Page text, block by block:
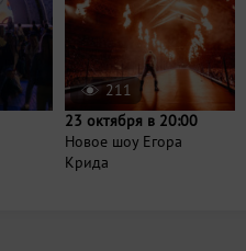
211
23 октября в 20:00
Новое шоу Егора
Крида